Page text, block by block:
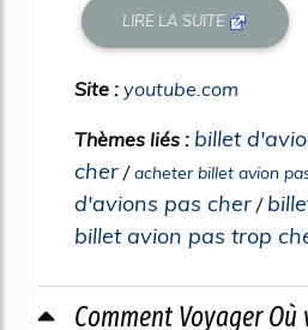
LIRE LA SUITE
Site : youtube.com
Thèmes liés : billet
cher /acheter billet avion
d'avions pas cher /
billet avion pas trop
Comment Voyager Où